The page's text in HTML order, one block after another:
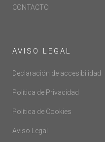
CONTACTO
AVISO LEGAL
Declaración de accesibilidad
Política de Privacidad
Política de Cookies
Aviso Legal